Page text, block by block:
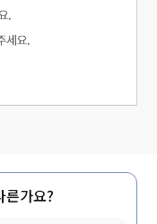
른가요?